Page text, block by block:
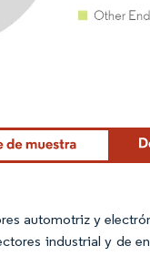
automotriz y
industrial y de